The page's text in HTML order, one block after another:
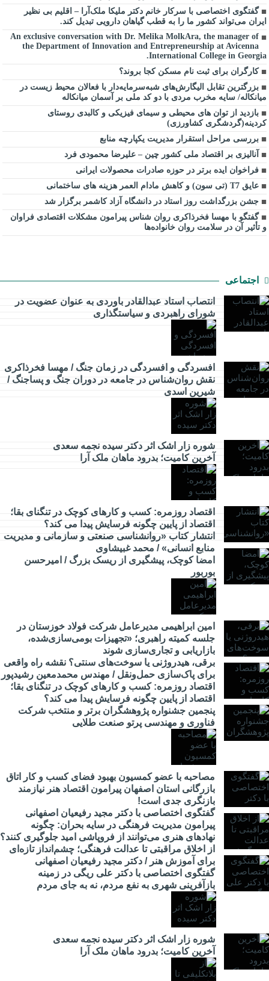
گفتگوی اختصاصی با سرکار خانم دکتر ملیکا ملک‌آرا – اقلیم بی نظیر
ایران می‌تواند کشور ما را به قطب گیاهان دارویی تبدیل کند.
An exclusive conversation with Dr. Melika MolkAra, the manager of
the Department of Innovation and Entrepreneurship at Avicenna
International College in Georgia.
کارگران برای ثبت نام مسکن کجا بروند؟
بزرگترین تقابل الیگارش‌های شبه‌سرمایه‌دار با فعالان محیط زیست در
میانکاله/ سایه مخرب مردی با دو کد ملی بر آسمان میانکاله
بازدید از توان های محیطی و سیمای فیزیکی و کالبدی روستای
کردینه(گردشگری کشاورزی)
بررسی مراحل استقرار مدیریت یکپارچه منابع
آنالیزی بر اقتصاد ملی کشور چین – علیرضا محمودی فرد
فراخوان ایده برتر در حوزه صادرات محصولات ایرانی
عایق T7 (تی سون) و کاهش مادام العمر هزینه های ساختمانی
جشن بزرگداشت روز استاد در دانشگاه آزاد کاشمر برگزار شد
گفتگو با مهسا فخرذاکری روان شناس پیرامون مشکلات اقتصادی فراوان
و تأثیر آن در سلامت روان خانواده‌ها
اجتماعی
انتصاب استاد عبدالقادر باوردی به عنوان عضویت در
شورای راهبردی و سیاستگذاری
افسردگی و افسردگی در زمان جنگ / مهسا فخرذاکری
نقش روان‌شناس در جامعه در دوران جنگ و پساجنگ /
شیرین اسدی
شوره زار اشک اثر دکتر سیده نجمه سعدی
​آخرین کامیت؛ بدرود ماهان ملک آرا
اقتصادی
اقتصاد روزمره: کسب‌ و کارهای کوچک در تنگنای بقا؛
اقتصاد از پایین چگونه فرسایش پیدا می کند؟
انتشار کتاب «روانشناسی صنعتی و سازمانی و مدیریت
منابع انسانی» / محمد غبیشاوی
امضا کوچک، پیشگیری از ریسک بزرگ / امیرحسن
بوربور
امین ابراهیمی مدیرعامل شرکت فولاد خوزستان در
جلسه کمیته راهبری؛ «تجهیزات بومی‌سازی‌شده،
بازاریابی و تجاری‌سازی شوند
برقی، هیدروژنی یا سوخت‌های سنتی؟ نقشه راه واقعی
برای پاک‌سازی حمل‌ونقل / مهندس محمدمعین رشیدپور
اقتصاد روزمره: کسب‌ و کارهای کوچک در تنگنای بقا؛
اقتصاد از پایین چگونه فرسایش پیدا می کند؟
پنجمین جشنواره پژوهشگران برتر و منتخب شرکت
فناوری و مهندسی پرتو صنعت طلایی
مصاحبه با عضو کمسیون بهبود فضای کسب و کار اتاق
بازرگانی استان اصفهان پیرامون اقتصاد هنر نیازمند
بازنگری جدی است!
گفتگوی اختصاصی با دکتر مجید رفیعیان اصفهانی
پیرامون مدیریت فرهنگی در سایه بحران: چگونه
نهادهای هنری می‌توانند از فروپاشی امید جلوگیری کنند؟
از اخلاق مراقبتی تا عدالت فرهنگی؛ چشم‌انداز تازه‌ای
برای آموزش هنر / دکتر مجید رفیعیان اصفهانی
جامعه
گفتگوی اختصاصی با دکتر علی ریگی در زمینه
بازآفرینی شهری به نفع مردم، نه به جای مردم
شوره زار اشک اثر دکتر سیده نجمه سعدی
​آخرین کامیت؛ بدرود ماهان ملک آرا